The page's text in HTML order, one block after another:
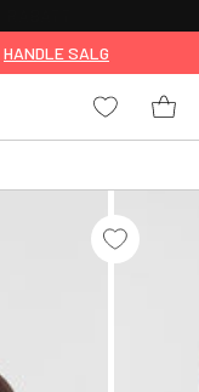
HANDLE SALG